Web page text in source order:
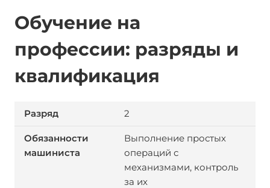
Обучение на
профессии: разряды и
квалификация
2
Выполнение простых
операций с
механизмами, контроль
за их